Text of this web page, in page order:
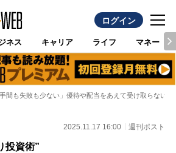
ログイン
ネス キャリア ライフ マネー
手間も失敗も少ない」優待や配当をあえて受け取らない
2025.11.17 16:00 週刊ポスト
投資術”